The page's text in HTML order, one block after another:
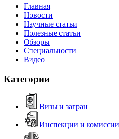
Главная
Новости
Научные статьи
Полезные статьи
Обзоры
Специальности
Видео
Категории
Визы и загран
Инспекции и комиссии